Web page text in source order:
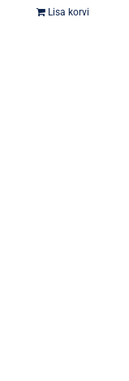
Lisa korvi